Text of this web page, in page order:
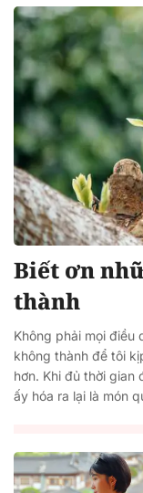
Biết ơn
thành
Không phải mọi điều
không thành để tôi
hơn. Khi đủ thời gian
ấy hóa ra lại là món